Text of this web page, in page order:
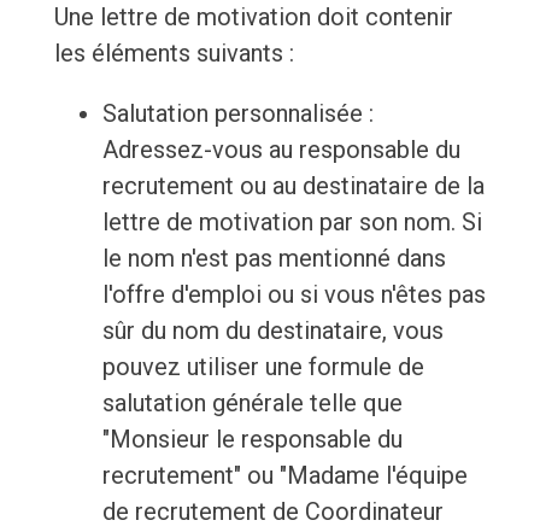
Une lettre de motivation doit contenir
les éléments suivants :
Salutation personnalisée :
Adressez-vous au responsable du
recrutement ou au destinataire de la
lettre de motivation par son nom. Si
le nom n'est pas mentionné dans
l'offre d'emploi ou si vous n'êtes pas
sûr du nom du destinataire, vous
pouvez utiliser une formule de
salutation générale telle que
"Monsieur le responsable du
recrutement" ou "Madame l'équipe
de recrutement de Coordinateur